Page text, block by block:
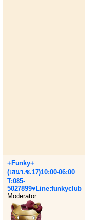
+Funky+
(เสนา.ซ.17)10:00-06:00
T:085-
5027899♥Line:funkyclub
Moderator